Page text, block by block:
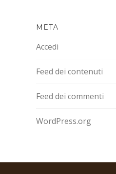
META
Accedi
Feed dei contenuti
Feed dei commenti
WordPress.org